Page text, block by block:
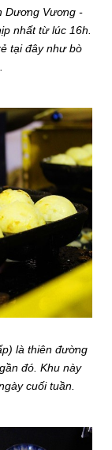
Dương Vương -
nhất từ lúc 16h.
tại đây như bò
là thiên đường
đó. Khu này
cuối tuần.